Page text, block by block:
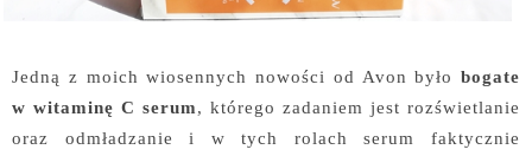
Jedną z moich wiosennych nowości od Avon było bogate
w witaminę C serum, którego zadaniem jest rozświetlanie
oraz odmładzanie i w tych rolach serum faktycznie